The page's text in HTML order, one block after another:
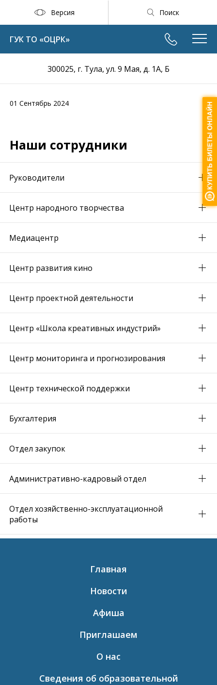
Версия Поиск
300025, г. Тула, ул. 9 Мая, д. 1А, Б
ГУК ТО «ОЦРК»
01 Сентябрь 2024
Наши сотрудники
Руководители
Центр народного творчества
Медиацентр
Центр развития кино
Центр проектной деятельности
Центр «Школа креативных индустрий»
Центр мониторинга и прогнозирования
Центр технической поддержки
Бухгалтерия
Отдел закупок
Административно-кадровый отдел
Отдел хозяйственно-эксплуатационной
работы
Главная
Новости
Афиша
Приглашаем
О нас
Сведения об образовательной